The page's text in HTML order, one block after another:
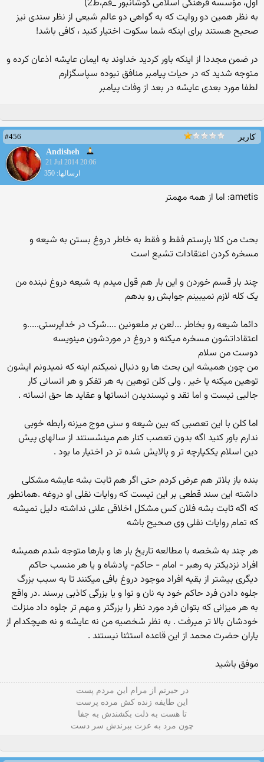
اول، مؤسسه فرهنگى اسلامى كوشانبور _قم،ط2)
به نظر همین دو روایت که به گواهی دو عالم شیعی از نظر سندی نیز
صحیح هستند برای اینکه شما سکوت اختیار کنید ، کافی باشد!
در ضمن مجددا از اینکه باور کردید خداوند به ایمان عایشه اذعان کرده و
متوجه شدید که در حیات پیامبر منافق نبوده سپاسگزارم
لطفا مورد بعدی عایشه در بعد از وفات پیامبر
کاربر
#456
Andisheh
21 Jul 2014 20:06
ارسالها: 350
ametis: اما از همه مهمتر
بحث من کلا بارستم فقط و فقط به خاطر دروغ بستن به شیعه و
مسخره کردن اعتقادات تشیع است
چند بار قسم خوردن و این بار هم قول میدم به شیعه دروغ نبنده من
یک کله لازم نمیبینم جوابش رو بدهم
دائما شیعه رو بخاطر ...لعن بر ملعونین ....شرک در خداپرستی.....و
اعتقاداتشون مسخره میکنه و دروغ در موردشون مینویسه
دوست من سلام
من چون همیشه این بحث ها رو دنبال نمیکنم اینه که نمیدونم ایشون
توهین میکنه یا خیر . ولی کلن توهین به هر تفکر و هر انسانی کار
جالبی نیست و اما نقد و نپسندیدن انسانها و عقاید ها حق انسانه .
اما کلن با این تعصبی که بین شیعه و سنی موج میزنه رابطه خوبی
ندارم باور کنید اگه بدون تعصب کنار هم مینشستند از سالهای پیش
دین اسلام یککپارچه تر و پالایش شده تر در اختیار ما بود .
بنده باز بلاتر هم عرض کردم حتی اگر هم ثابت بشه عایشه مشکلی
داشته این سند قطعی بر این نیست که روایات نقلی او دروغه .همانطور
که اگه ثابت بشه فلان کس مشکل اخلاقی علنی نداشته دلیل نمیشه
که تمام روایات نقلی وی صحیح باشه
هر چند به شخصه با مطالعه تاریخ بار ها و بارها متوجه شدم همیشه
افراد نزدیکتر به رهبر - امام - حاکم- پادشاه و یا هر منسب حاکم
دیگری بیشتر از بقیه افراد موجود دروغ بافی میکنند تا به سبب بزرگ
جلوه دادن فرد حاکم خود به نان و نوا و یا بزرگی کاذبی برسند .در واقع
به هر میزانی که بتوان فرد مورد نظر را بزرگتر و مهم تر جلوه داد منزلت
خودشان بالا تر میرفت . به نظر شخصیه من نه عایشه و نه هیچکدام از
یاران حضرت محمد از این قاعده استثنا نیستند .
موفق باشید
در حیرتم از مرام این مردم پست
این طایفه زنده کش مرده پرست
تا هست به ذلت بکشندش به جفا
چون مرد به عزت ببرندش سر دست